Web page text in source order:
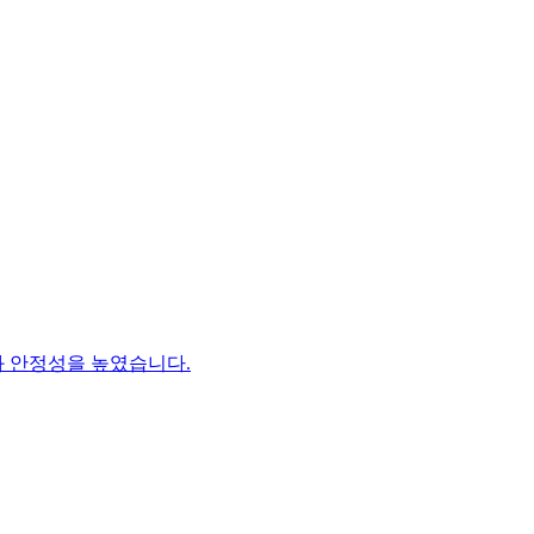
안정성을 높였습니다.